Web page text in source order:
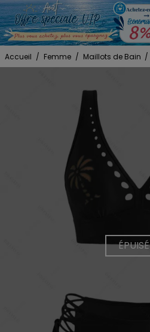
Accueil / Femme / Maillots de Bain /
ÉPUISÉ